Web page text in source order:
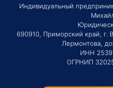
Индивидуальный
690910, Приморский край, г.
Лермонтова,
ИНН
ОГРНИП